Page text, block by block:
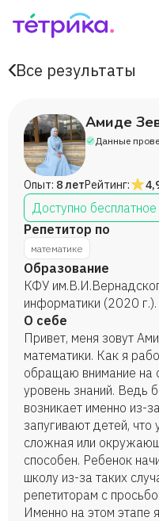
Все результаты
Амиде
Данные
Опыт: 8 летРейтинг:
Доступно бесплатное
Репетитор по
математике
Образование
КФУ
информатики (2020 г.).
О себе
Привет, меня зовут
математики. Как я
обращаю внимание на
уровень знаний. Ведь
возникает именно из-
запугивают детей, что
сложная или
способен. Ребенок
школу из-за таких
репетиторам с
Именно на этом этапе